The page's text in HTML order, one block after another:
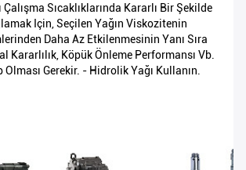
Çalışma Sıcaklıklarında Kararlı Bir Şekilde
Için, Seçilen Yağın Viskozitenin
Daha Az Etkilenmesinin Yanı Sıra
Kararlılık, Köpük Önleme Performansı Vb.
Gerekir. - Hidrolik Yağı Kullanın.